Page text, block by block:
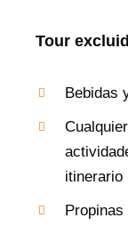
Tour
Bebidas
itinerario